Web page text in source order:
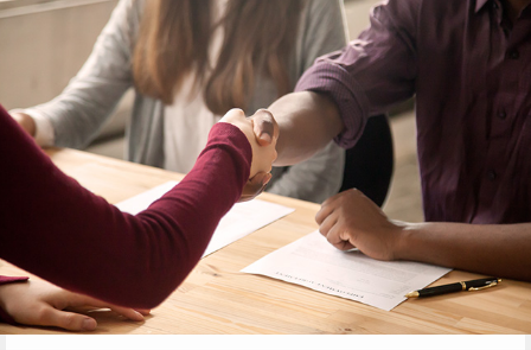
ピ
ライフスタイル ファッション
ソーシャル
アイテム
検
索
ウートピとは？
Facebook Twitter